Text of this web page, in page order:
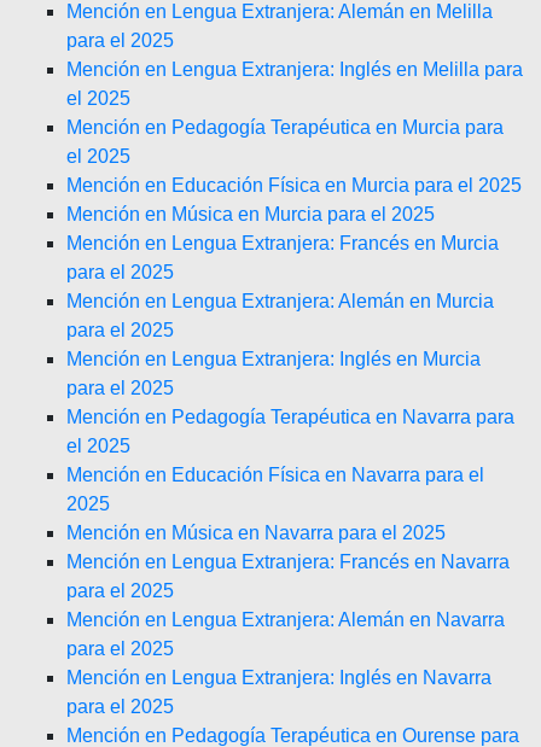
Mención en Lengua Extranjera: Alemán en Melilla
para el 2025
Mención en Lengua Extranjera: Inglés en Melilla para
el 2025
Mención en Pedagogía Terapéutica en Murcia para
el 2025
Mención en Educación Física en Murcia para el 2025
Mención en Música en Murcia para el 2025
Mención en Lengua Extranjera: Francés en Murcia
para el 2025
Mención en Lengua Extranjera: Alemán en Murcia
para el 2025
Mención en Lengua Extranjera: Inglés en Murcia
para el 2025
Mención en Pedagogía Terapéutica en Navarra para
el 2025
Mención en Educación Física en Navarra para el
2025
Mención en Música en Navarra para el 2025
Mención en Lengua Extranjera: Francés en Navarra
para el 2025
Mención en Lengua Extranjera: Alemán en Navarra
para el 2025
Mención en Lengua Extranjera: Inglés en Navarra
para el 2025
Mención en Pedagogía Terapéutica en Ourense para